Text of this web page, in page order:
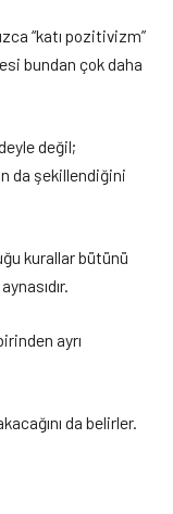
“katı pozitivizm”
bundan çok daha
değil;
da şekillendiğini
kurallar bütünü
ayrı
da belirler.